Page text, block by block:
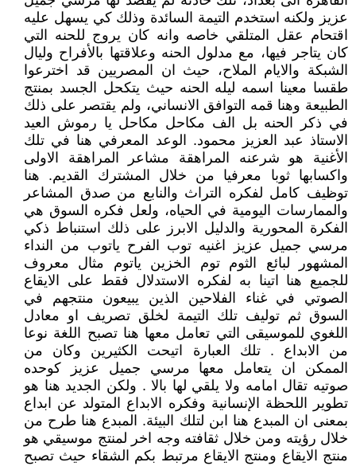
عزيز ولكنه استخدم التيمة السائدة وذلك كي يسهل عليه
اقتحام عقل المتلقي خاصه وانه كان يروج للحنه التي
كان يتاجر فيها، مع مدلول الحنه وعلاقتها بالأفراح وليال
الشبكة والايام الملاح، حيث ان المصريين قد اخترعوا
طقسا معينا اسمه ليله الحنه حيث يتكحل الجسد بمنتج
الطبيعة وهنا قمه التوافق الانساني، ولم يقتصر على ذلك
في ذكر الحنه بل الف مكاحل مكاحل يا رموش العيد
الاستاذ عبد العزيز محمود. الوعد المعرفي هنا في تلك
الأغنية هو شرعنه المراهقة مشاعر المراهقة الاولى
واكسابها ثوبا معرفيا من خلال المشترك القديم. هنا
توظيف كامل لفكره التراث والنابع من صدق المشاعر
والممارسات اليومية في الحياه، ولعل فكره السوق هي
الفكرة المحورية والدليل الابرز على ذلك استنباط ذكي
مرسي جميل عزيز اغنيه توب الفرح ياتوب من النداء
المشهور لبائع الثوم توم الخزين ياتوم مثال معروف
للجميع هنا اتينا به لفكره الاستدلال فقط على الايقاع
الصوتي في غناء الفلاحين الذين يبيعون منتجهم في
السوق ثم توليف تلك التيمة لخلق تصريف او معادل
اللغوي للموسيقى التي تعامل معها هنا تصبح اللغة نوعا
من الابداع . تلك العبارة اتيحت الكثيرين وكان من
الممكن ان يتعامل معها مرسي جميل عزيز كوحده
صوتيه تقال امامه ولا يلقي لها بالا . ولكن الجديد هنا هو
تطوير اللحظة الإنسانية وفكره الابداع المتولد عن ابداع
بمعنى ان المبدع هنا ابن لتلك البيئة. المبدع هنا طرح من
خلال رؤيته ومن خلال ثقافته وجه اخر لمنتج موسيقي هو
منتج الايقاع ومنتج الايقاع مرتبط بكم الشقاء حيث تصبح